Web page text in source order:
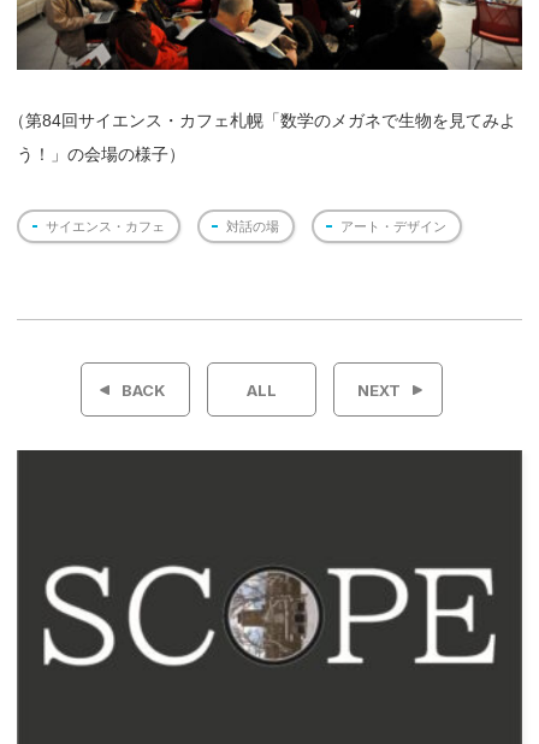
（第84回サイエンス・カフェ札幌「数学のメガネで生物を見てみよ
う！」の会場の様子）
サイエンス・カフェ 対話の場 アート・デザイン
投
ー
シ
ョ
BACK ALL NEXT